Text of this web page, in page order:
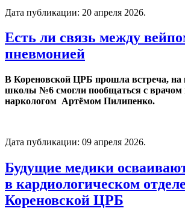
Дата публикации: 20 апреля 2026.
Есть ли связь между
пневмонией
В Кореновской ЦРБ прошла встреча, на
школы №6 смогли пообщаться с врачом
наркологом Артёмом Пилипенко.
Дата публикации: 09 апреля 2026.
Будущие медики
в кардиологическом
Кореновской ЦРБ